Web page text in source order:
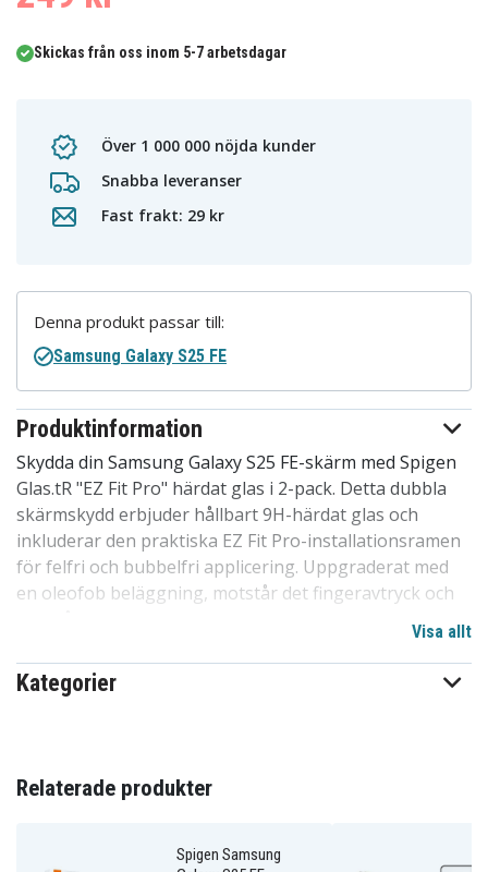
Skickas från oss inom 5-7 arbetsdagar
Över 1 000 000 nöjda kunder
Snabba leveranser
Fast frakt: 29 kr
Produktinformation
Skydda din Samsung Galaxy S25 FE-skärm med Spigen
Glas.tR "EZ Fit Pro" härdat glas i 2-pack. Detta dubbla
skärmskydd erbjuder hållbart 9H-härdat glas och
inkluderar den praktiska EZ Fit Pro-installationsramen
för felfri och bubbelfri applicering. Uppgraderat med
en oleofob beläggning, motstår det fingeravtryck och
bibehåller full skärpa och känslig beröringsrespons
utan att kompromissa med vardaglig användning.
Glaset passar perfekt till skärmen, vilket garanterar ett
tillförlitligt skydd mot repor och stötar samtidigt som
Spigen
Visa allt
Kategorier
Denna produkt passar till:
Samsung Galaxy S25 FE
Relaterade produkter
Spigen Samsung